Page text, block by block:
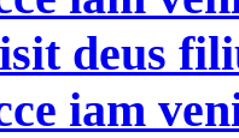
deus
iam